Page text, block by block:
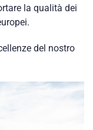
la qualità dei
del nostro